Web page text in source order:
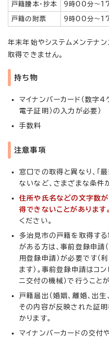
戸籍謄本・抄本 9時00分～
戸籍の附票 9時00分～
年末年始やシステムメンテナ
取得できません。
持ち物
マイナンバーカード（数字
電子証明）の入力が必要）
手数料
注意事項
窓口での取得と異なり、「
ないなど、さまざまな条件
住所や氏名などの文字数
得できないことがあります。
ください。
多治見市の戸籍を取得す
がある方は、事前登録申請
用登録申請）が必要です（
ます）。事前登録申請はコ
ニ交付の機械）で行うこと
戸籍届出（婚姻、離婚、出
その内容が反映された証
かります。
マイナンバーカードの交付